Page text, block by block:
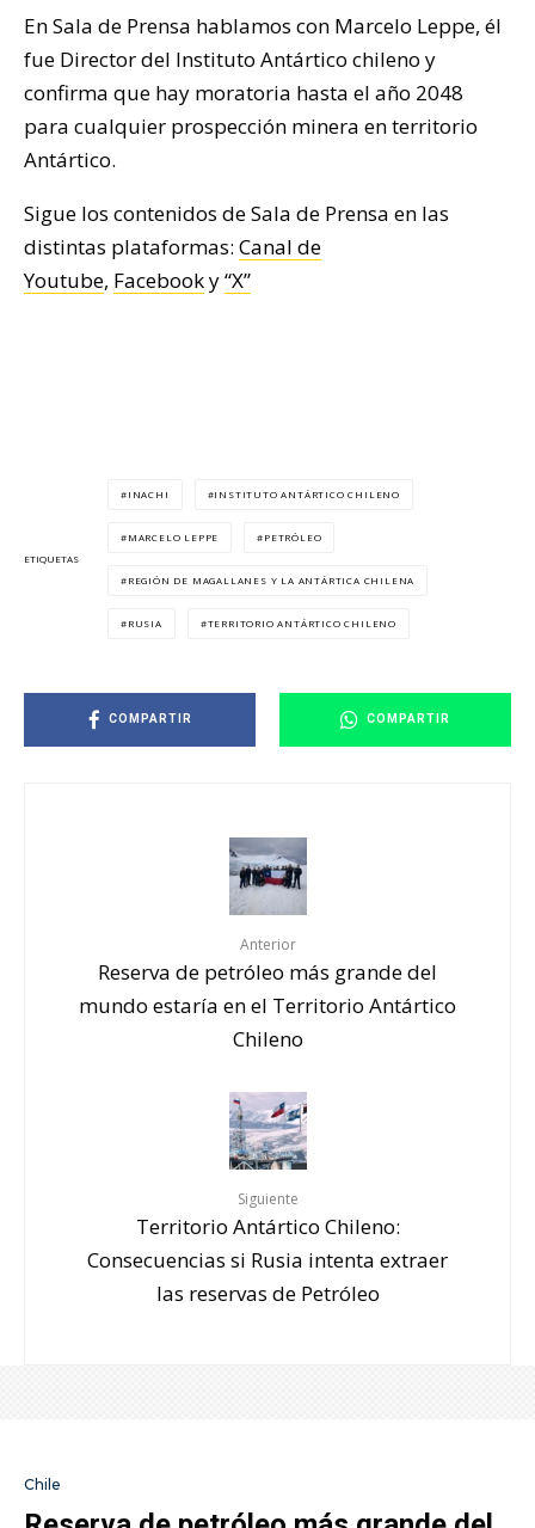
En Sala de Prensa hablamos con Marcelo Leppe, él
fue Director del Instituto Antártico chileno y
confirma que hay moratoria hasta el año 2048
para cualquier prospección minera en territorio
Antártico.
Sigue los contenidos de Sala de Prensa en las
distintas plataformas: Canal de
Youtube, Facebooky“X”
ETIQUETAS
INACHI INSTITUTO ANTÁRTICO CHILENO
MARCELO LEPPE PETRÓLEO
REGIÓN DE MAGALLANES Y LA ANTÁRTICA CHILENA
RUSIA TERRITORIO ANTÁRTICO CHILENO
COMPARTIR COMPARTIR
Anterior
Reserva de petróleo más grande del
mundo estaría en el Territorio Antártico
Chileno
Siguiente
Territorio Antártico Chileno:
Consecuencias si Rusia intenta extraer
las reservas de Petróleo
Chile